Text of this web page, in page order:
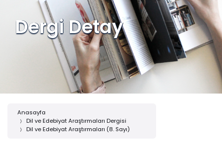
Dergi Detay
Anasayfa
Dil ve Edebiyat Araştırmaları Dergisi
Dil ve Edebiyat Araştırmaları (8. Sayı)